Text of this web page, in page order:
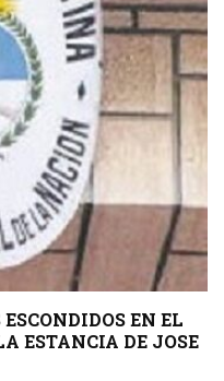
EN EL
ESTANCIA DE JOSE